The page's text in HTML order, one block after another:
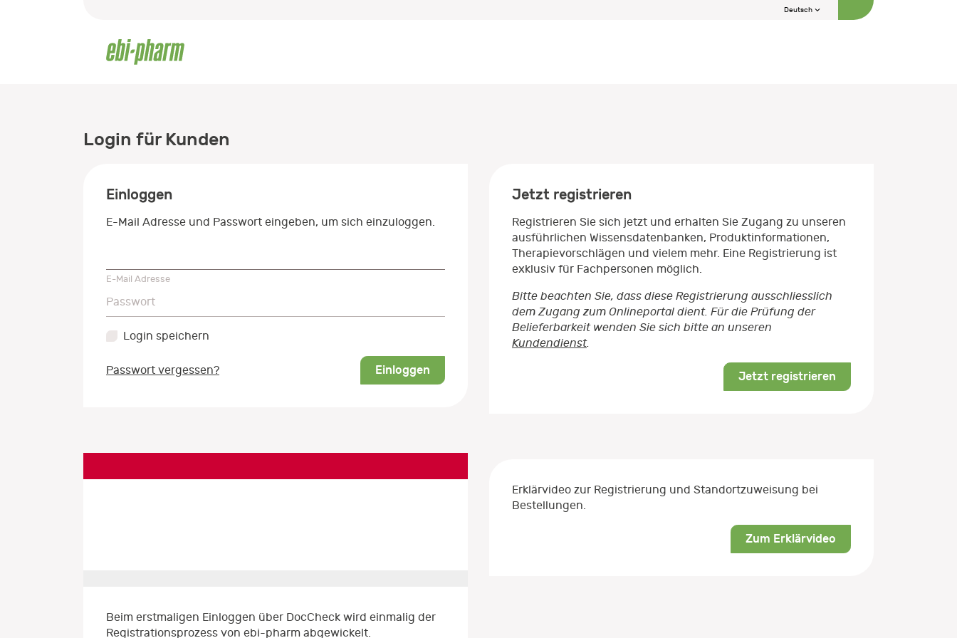
Deutsch
Login für Kunden
Einloggen
E-Mail Adresse und Passwort eingeben, um sich einzuloggen.
E-Mail Adresse
Passwort
Passwort
Login speichern
Passwort vergessen? Einloggen
Beim erstmaligen Einloggen über DocCheck wird einmalig der
Registrationsprozess von ebi-pharm abgewickelt.
Jetzt registrieren
Registrieren Sie sich jetzt und erhalten Sie Zugang zu unseren
ausführlichen Wissensdatenbanken, Produktinformationen,
Therapievorschlägen und vielem mehr. Eine Registrierung ist
exklusiv für Fachpersonen möglich.
Bitte beachten Sie, dass diese Registrierung ausschliesslich
dem Zugang zum Onlineportal dient. Für die Prüfung der
Belieferbarkeit wenden Sie sich bitte an unseren
Kundendienst.
Jetzt registrieren
Erklärvideo zur Registrierung und Standortzuweisung bei
Bestellungen.
Zum Erklärvideo